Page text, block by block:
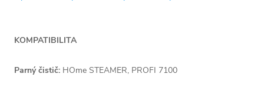
KOMPATIBILITA
Parný čistič: HOme STEAMER, PROFI 7100